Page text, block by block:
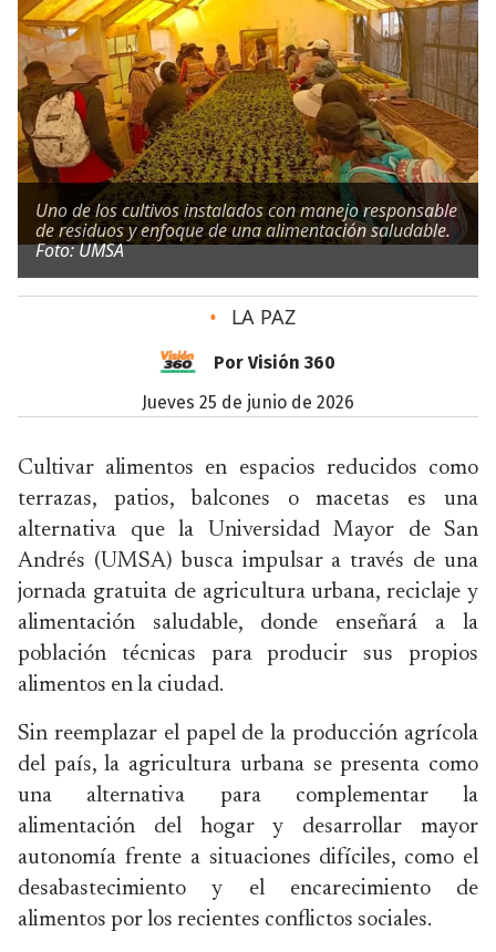
Uno de los cultivos instalados con manejo responsable
de residuos y enfoque de una alimentación saludable.
Foto: UMSA
• LA PAZ
Por Visión 360
jueves 25 de junio de 2026
Cultivar alimentos en espacios reducidos como
terrazas, patios, balcones o macetas es una
alternativa que la Universidad Mayor de San
Andrés (UMSA) busca impulsar a través de una
jornada gratuita de agricultura urbana, reciclaje y
alimentación saludable, donde enseñará a la
población técnicas para producir sus propios
alimentos en la ciudad.
Sin reemplazar el papel de la producción agrícola
del país, la agricultura urbana se presenta como
una alternativa para complementar la
alimentación del hogar y desarrollar mayor
autonomía frente a situaciones difíciles, como el
desabastecimiento y el encarecimiento de
alimentos por los recientes conflictos sociales.